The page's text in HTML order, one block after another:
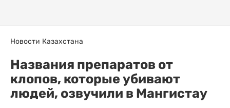
Новости Казахстана
Названия препаратов от
клопов, которые убивают
людей, озвучили в Мангистау